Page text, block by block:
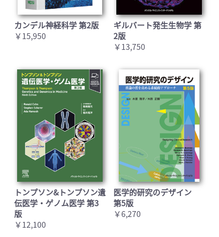
カートへ進む
カンデル神経科学 第2版
￥15,950
ギルバート発生生物学 第
2版
￥13,750
トンプソン&トンプソン遺
伝医学・ゲノム医学 第3
版
￥12,100
医学的研究のデザイン
第5版
￥6,270